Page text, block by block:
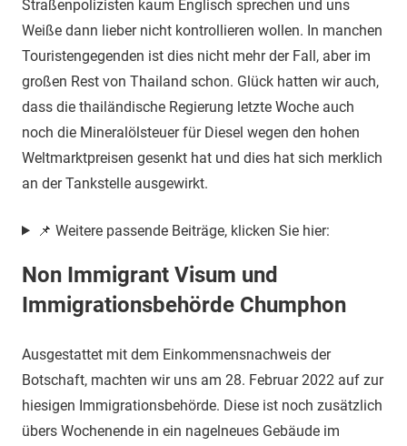
Straßenpolizisten kaum Englisch sprechen und uns
Weiße dann lieber nicht kontrollieren wollen. In manchen
Touristengegenden ist dies nicht mehr der Fall, aber im
großen Rest von Thailand schon. Glück hatten wir auch,
dass die thailändische Regierung letzte Woche auch
noch die Mineralölsteuer für Diesel wegen den hohen
Weltmarktpreisen gesenkt hat und dies hat sich merklich
an der Tankstelle ausgewirkt.
📌 Weitere passende Beiträge, klicken Sie hier:
Non Immigrant Visum und
Immigrationsbehörde Chumphon
Ausgestattet mit dem Einkommensnachweis der
Botschaft, machten wir uns am 28. Februar 2022 auf zur
hiesigen Immigrationsbehörde. Diese ist noch zusätzlich
übers Wochenende in ein nagelneues Gebäude im